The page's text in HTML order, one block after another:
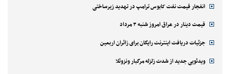
انفجار قیمت نفت کابوس ترامپ در تهدید زیرساختی
قیمت دینار در عراق امروز شنبه ۳ مرداد
جزئیات دریافت اینترنت رایگان برای زائران اربعین
ویدئویی جدید از شدت زلزله مرگبار ونزوئلا